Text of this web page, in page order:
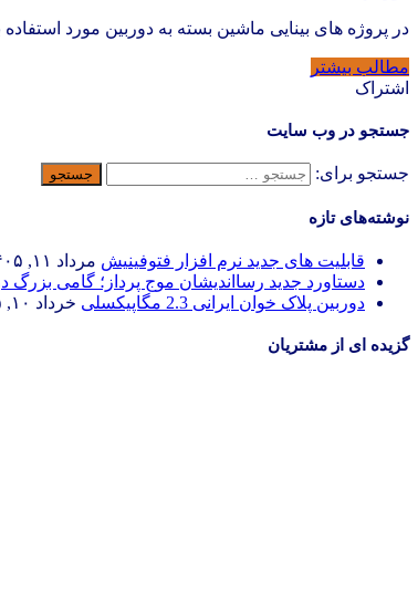
در پروژه های بینایی ماشین بسته به دوربین مورد
مطالب بیشتر
اشتراک
جستجو در وب سایت
جستجو برای:
نوشته‌های تازه
قابلیت های جدید نرم افزار فتوفینیش مرداد ۱۱, ۱۴۰۵
دستاورد جدید رسااندیشان موج پرداز؛ گامی
دوربین پلاک خوان ایرانی 2.3 مگاپیکسلی
خرداد ۱۰, ۱۴۰۵
گزیده ای از مشتریان